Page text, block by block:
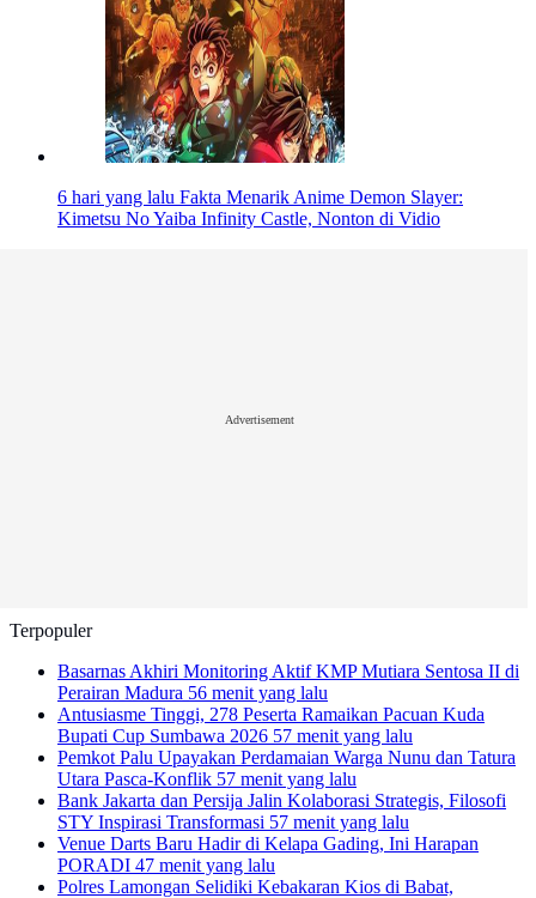
6 hari yang lalu Fakta Menarik Anime Demon Slayer:
Kimetsu No Yaiba Infinity Castle, Nonton di Vidio
Advertisement
Terpopuler
Basarnas Akhiri Monitoring Aktif KMP Mutiara Sentosa II di
Perairan Madura 56 menit yang lalu
Antusiasme Tinggi, 278 Peserta Ramaikan Pacuan Kuda
Bupati Cup Sumbawa 2026 57 menit yang lalu
Pemkot Palu Upayakan Perdamaian Warga Nunu dan Tatura
Utara Pasca-Konflik 57 menit yang lalu
Bank Jakarta dan Persija Jalin Kolaborasi Strategis, Filosofi
STY Inspirasi Transformasi 57 menit yang lalu
Venue Darts Baru Hadir di Kelapa Gading, Ini Harapan
PORADI 47 menit yang lalu
Polres Lamongan Selidiki Kebakaran Kios di Babat,